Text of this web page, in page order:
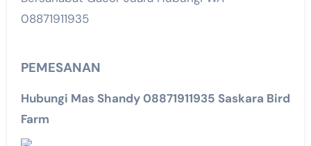
PEMESANAN
Hubungi Mas Shandy 08871911935 Saskara Bird
Farm